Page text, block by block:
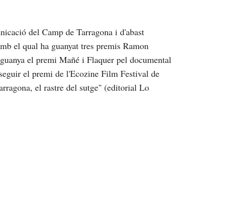
del Camp de Tarragona i d'abast
el qual ha guanyat tres premis Ramon
el premi Mañé i Flaquer pel documental
el premi de l'Ecozine Film Festival de
el rastre del sutge" (editorial Lo